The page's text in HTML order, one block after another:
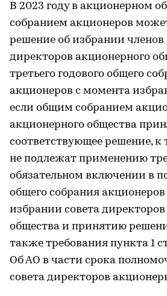
В 2023 году в акционерном
собранием акционеров
решение об избрании членов
директоров акционерного
третьего годового общего
акционеров с момента
если общим собранием
акционерного общества
соответствующее решение, к
не подлежат применению
обязательном включении в
общего собрания акционеров
избрании совета
общества и принятию
также требования пункта 1
Об АО в части срока
совета директоров